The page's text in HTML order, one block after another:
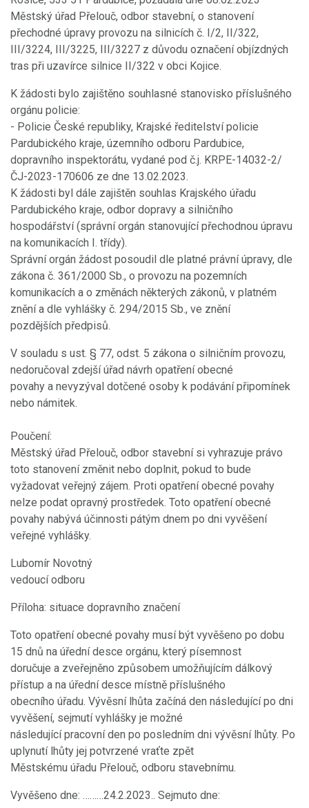
Městský úřad Přelouč, odbor stavební, o stanovení
přechodné úpravy provozu na silnicích č. I/2, II/322,
III/3224, III/3225, III/3227 z důvodu označení objízdných
tras při uzavírce silnice II/322 v obci Kojice.
K žádosti bylo zajištěno souhlasné stanovisko příslušného
orgánu policie:
- Policie České republiky, Krajské ředitelství policie
Pardubického kraje, územního odboru Pardubice,
dopravního inspektorátu, vydané pod č.j. KRPE-14032-2/
ČJ-2023-170606 ze dne 13.02.2023.
K žádosti byl dále zajištěn souhlas Krajského úřadu
Pardubického kraje, odbor dopravy a silničního
hospodářství (správní orgán stanovující přechodnou úpravu
na komunikacích I. třídy).
Správní orgán žádost posoudil dle platné právní úpravy, dle
zákona č. 361/2000 Sb., o provozu na pozemních
komunikacích a o změnách některých zákonů, v platném
znění a dle vyhlášky č. 294/2015 Sb., ve znění
pozdějších předpisů.
V souladu s ust. § 77, odst. 5 zákona o silničním provozu,
nedoručoval zdejší úřad návrh opatření obecné
povahy a nevyzýval dotčené osoby k podávání připomínek
nebo námitek.
Poučení:
Městský úřad Přelouč, odbor stavební si vyhrazuje právo
toto stanovení změnit nebo doplnit, pokud to bude
vyžadovat veřejný zájem. Proti opatření obecné povahy
nelze podat opravný prostředek. Toto opatření obecné
povahy nabývá účinnosti pátým dnem po dni vyvěšení
veřejné vyhlášky.
Lubomír Novotný
vedoucí odboru
Příloha: situace dopravního značení
Toto opatření obecné povahy musí být vyvěšeno po dobu
15 dnů na úřední desce orgánu, který písemnost
doručuje a zveřejněno způsobem umožňujícím dálkový
přístup a na úřední desce místně příslušného
obecního úřadu. Vývěsní lhůta začíná den následující po dni
vyvěšení, sejmutí vyhlášky je možné
následující pracovní den po posledním dni vývěsní lhůty. Po
uplynutí lhůty jej potvrzené vraťte zpět
Městskému úřadu Přelouč, odboru stavebnímu.
Vyvěšeno dne: ………24.2.2023.. Sejmuto dne: